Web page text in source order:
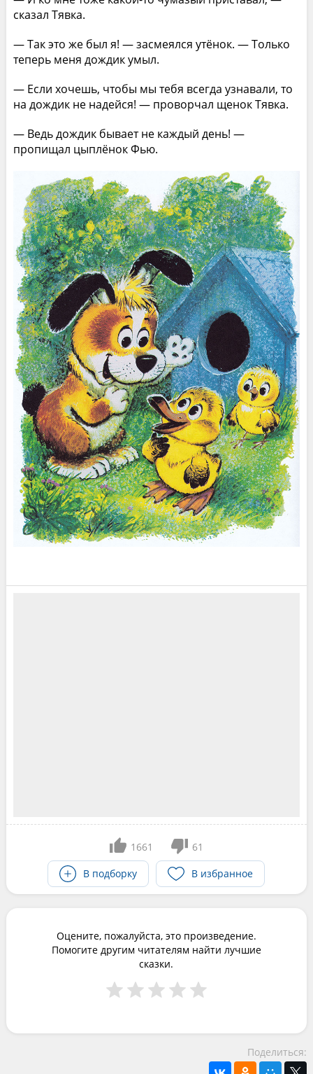
сказал Тявка.
— Так это же был я! — засмеялся утёнок. — Только
теперь меня дождик умыл.
— Если хочешь, чтобы мы тебя всегда узнавали, то
на дождик не надейся! — проворчал щенок Тявка.
— Ведь дождик бывает не каждый день! —
пропищал цыплёнок Фью.
1661
61
В подборку
В избранное
Оцените, пожалуйста, это произведение.
Помогите другим читателям найти лучшие
сказки.
Поделиться: